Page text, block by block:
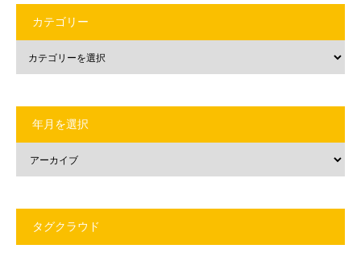
カテゴリー
年月を選択
タグクラウド